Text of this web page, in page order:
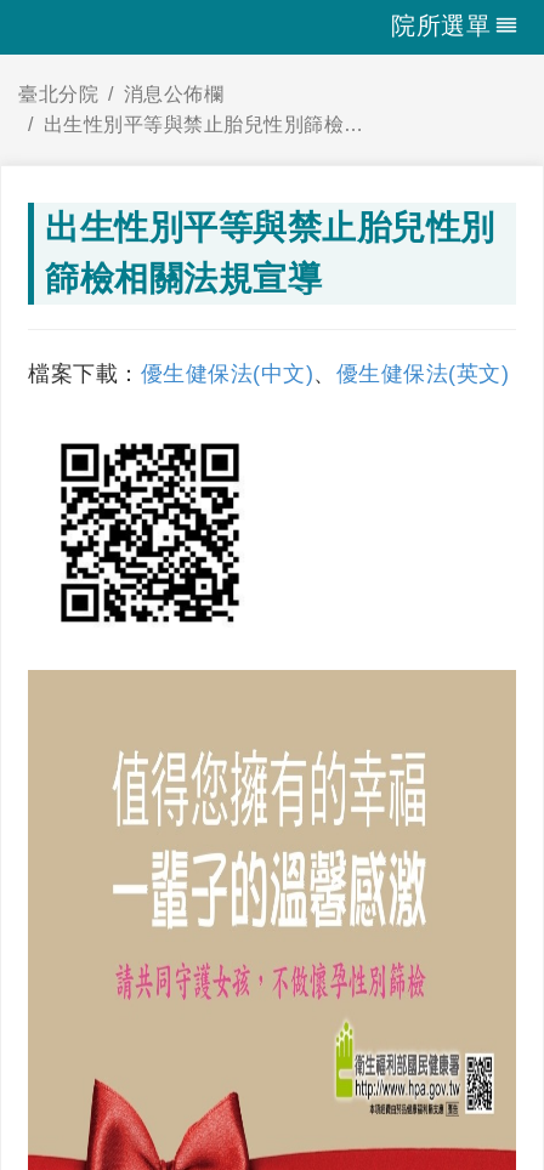
院所選單
臺北分院
消息公佈欄
出生性別平等與禁止胎兒性別篩檢相關法規宣導
出生性別平等與禁止胎兒性別
篩檢相關法規宣導
檔案下載： 優生健保法(中文)、 優生健保法(英文)